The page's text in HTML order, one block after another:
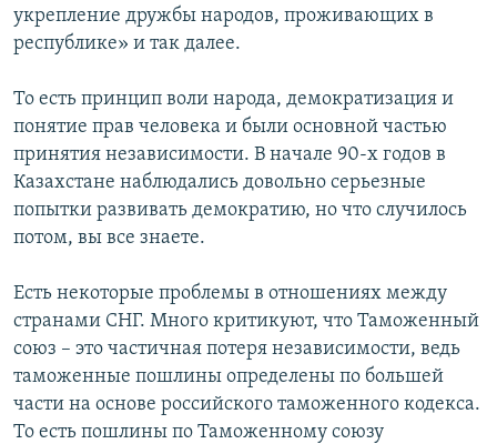
укрепление дружбы народов, проживающих в
республике» и так далее.
То есть принцип воли народа, демократизация и
понятие прав человека и были основной частью
принятия независимости. В начале 90-х годов в
Казахстане наблюдались довольно серьезные
попытки развивать демократию, но что случилось
потом, вы все знаете.
Есть некоторые проблемы в отношениях между
странами СНГ. Много критикуют, что Таможенный
союз – это частичная потеря независимости, ведь
таможенные пошлины определены по большей
части на основе российского таможенного кодекса.
То есть пошлины по Таможенному союзу